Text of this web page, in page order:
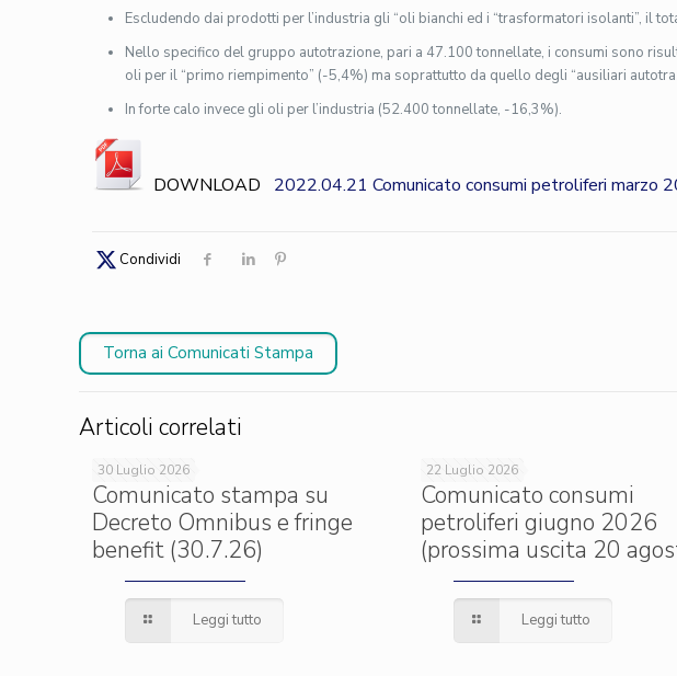
Escludendo dai prodotti per l’industria gli “oli bianchi ed i “trasformatori isolanti”, il
Nello specifico del gruppo autotrazione, pari a 47.100 tonnellate, i consumi sono
oli per il “primo riempimento” (-5,4%) ma soprattutto da quello degli “ausiliari
In forte calo invece gli oli per l’industria (52.400 tonnellate, -16,3%).
DOWNLOAD 2022.04.21 Comunicato consumi petroliferi marzo
Condividi
Torna ai Comunicati Stampa
Articoli correlati
30 Luglio 2026
Comunicato stampa su
Decreto Omnibus e fringe
benefit (30.7.26)
Leggi tutto
22 Luglio 2026
Comunicato consumi
petroliferi giugno 2026
(prossima uscita 20
Leggi tutto